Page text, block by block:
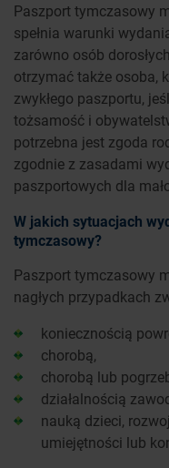
Paszport tymczasowy
spełnia warunki
zarówno osób
otrzymać także osoba,
zwykłego paszportu,
tożsamość i
potrzebna jest zgoda
zgodnie z zasadami
paszportowych dla
W jakich sytuacjach
tymczasowy?
Paszport tymczasowy
nagłych przypadkach
koniecznością
chorobą,
chorobą lub
działalnością
nauką dzieci,
umiejętności lub